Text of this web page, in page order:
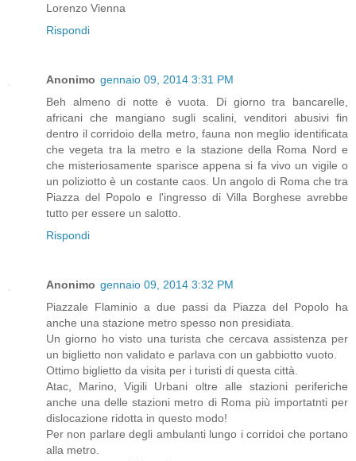
Lorenzo Vienna
Rispondi
Anonimo gennaio 09, 2014 3:31 PM
Beh almeno di notte è vuota. Di giorno tra bancarelle,
africani che mangiano sugli scalini, venditori abusivi fin
dentro il corridoio della metro, fauna non meglio identificata
che vegeta tra la metro e la stazione della Roma Nord e
che misteriosamente sparisce appena si fa vivo un vigile o
un poliziotto è un costante caos. Un angolo di Roma che tra
Piazza del Popolo e l'ingresso di Villa Borghese avrebbe
tutto per essere un salotto.
Rispondi
Anonimo gennaio 09, 2014 3:32 PM
Piazzale Flaminio a due passi da Piazza del Popolo ha
anche una stazione metro spesso non presidiata.
Un giorno ho visto una turista che cercava assistenza per
un biglietto non validato e parlava con un gabbiotto vuoto.
Ottimo biglietto da visita per i turisti di questa città.
Atac, Marino, Vigili Urbani oltre alle stazioni periferiche
anche una delle stazioni metro di Roma più importatnti per
dislocazione ridotta in questo modo!
Per non parlare degli ambulanti lungo i corridoi che portano
alla metro.